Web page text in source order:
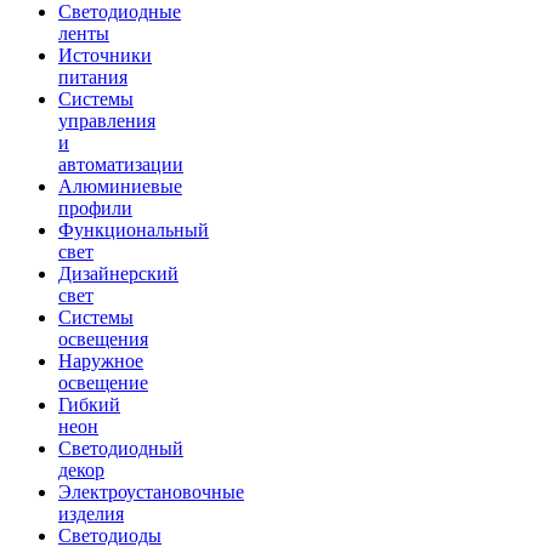
Светодиодные
ленты
Источники
питания
Системы
управления
и
автоматизации
Алюминиевые
профили
Функциональный
свет
Дизайнерский
свет
Системы
освещения
Наружное
освещение
Гибкий
неон
Светодиодный
декор
Электроустановочные
изделия
Светодиоды